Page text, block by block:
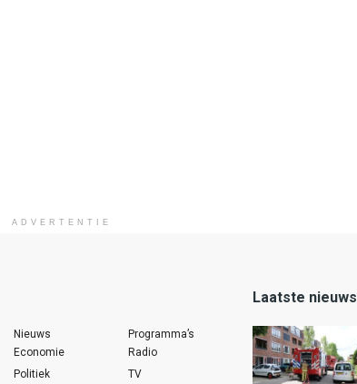
ADVERTENTIE
Nieuws
Economie
Politiek
Programma’s
Radio
TV
Laatste nieuws